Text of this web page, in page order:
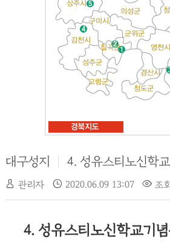
대구성지 4. 성유스티노신학
관리자 2020.06.09 13:07 조
4. 성유스티노신학교기